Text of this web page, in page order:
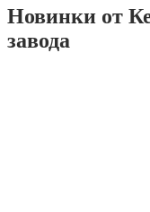
Новинки от
завода